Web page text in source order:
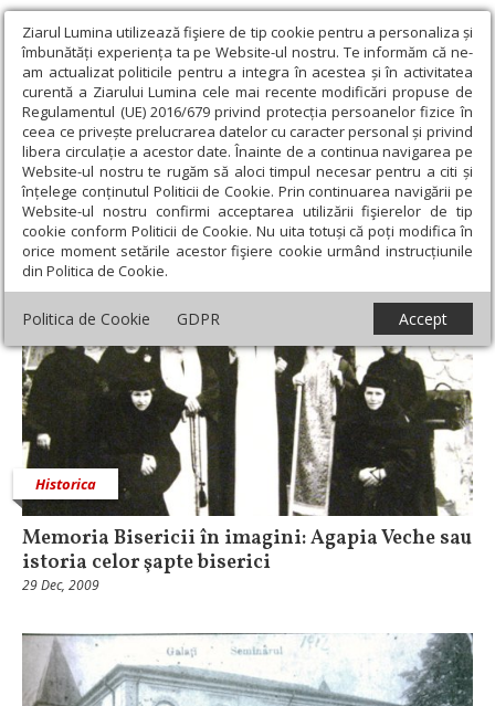
Ziarul Lumina utilizează fişiere de tip cookie pentru a personaliza și
îmbunătăți experiența ta pe Website-ul nostru. Te informăm că ne-
am actualizat politicile pentru a integra în acestea și în activitatea
curentă a Ziarului Lumina cele mai recente modificări propuse de
Regulamentul (UE) 2016/679 privind protecția persoanelor fizice în
ceea ce privește prelucrarea datelor cu caracter personal și privind
libera circulație a acestor date. Înainte de a continua navigarea pe
Website-ul nostru te rugăm să aloci timpul necesar pentru a citi și
înțelege conținutul Politicii de Cookie. Prin continuarea navigării pe
Website-ul nostru confirmi acceptarea utilizării fişierelor de tip
cookie conform Politicii de Cookie. Nu uita totuși că poți modifica în
orice moment setările acestor fişiere cookie urmând instrucțiunile
din Politica de Cookie.
Politica de Cookie GDPR Accept
Ziarul Lumina › Adrian Nicolae Petcu
Adrian Nicolae Petcu
Historica
Memoria Bisericii în imagini: Agapia Veche sau
istoria celor şapte biserici
29 Dec, 2009